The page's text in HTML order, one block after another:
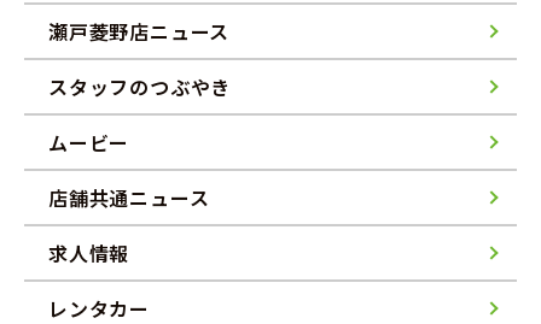
瀬戸菱野店ニュース
スタッフのつぶやき
ムービー
店舗共通ニュース
求人情報
レンタカー